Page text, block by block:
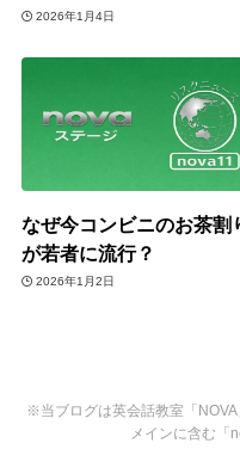
2026年1月4日
なぜ今コンビニのお茶割
が若者に流行？
2026年1月2日
※当ブログは英会話教室「
メインに含む「